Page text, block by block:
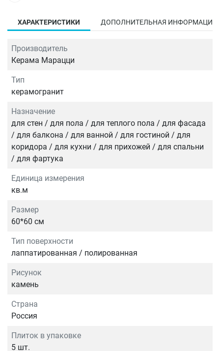
ХАРАКТЕРИСТИКИ ДОПОЛНИТЕЛЬНАЯ ИНФОРМАЦИЯ
Производитель
Керама Марацци
Тип
керамогранит
Назначение
для стен / для пола / для теплого пола / для фасада
/ для балкона / для ванной / для гостиной / для
коридора / для кухни / для прихожей / для спальни
/ для фартука
Единица измерения
кв.м
Размер
60*60 см
Тип поверхности
лаппатированная / полированная
Рисунок
камень
Страна
Россия
Плиток в упаковке
5 шт.